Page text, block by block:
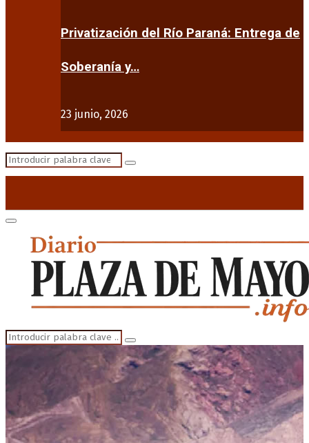
Privatización del Río Paraná: Entrega de
Soberanía y…
23 junio, 2026
Search
Search
Primary
Menu
Search
for:
Search